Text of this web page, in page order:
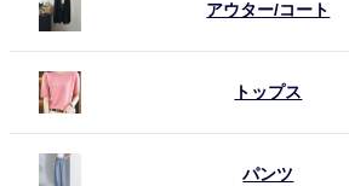
アウター/コート
トップス
パンツ